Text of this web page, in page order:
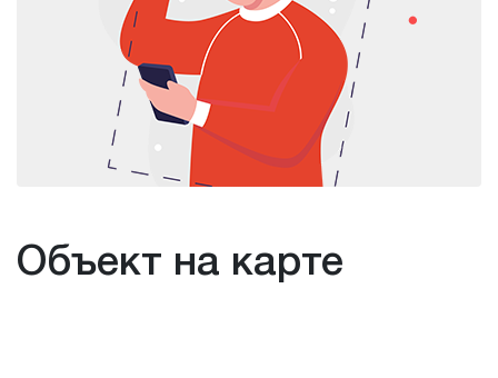
Объект на карте